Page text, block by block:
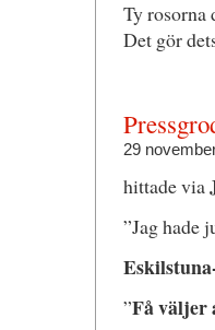
Ty rosorna
Det gör
29
hittade via
”Jag hade
”Få väljer